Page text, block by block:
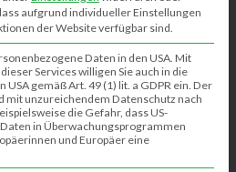
aufgrund individueller Einstellungen
der Website verfügbar sind.
Daten in den USA. Mit
Services willigen Sie auch in die
gemäß Art. 49 (1) lit. a GDPR ein. Der
mit unzureichendem Datenschutz nach
die Gefahr, dass US-
in Überwachungsprogrammen
und Europäer eine